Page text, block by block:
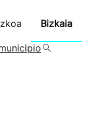
Bizkaia